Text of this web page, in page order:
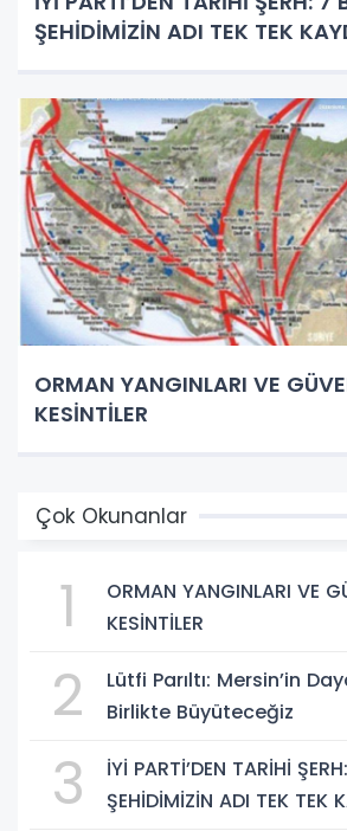
ŞEHİDİMİZİN ADI TEK TEK
ORMAN YANGINLARI VE
KESİNTİLER
Çok Okunanlar
1
ORMAN YANGINLARI VE
KESİNTİLER
2
Lütfi Parıltı: Mersin’in
Birlikte Büyüteceğiz
3
İYİ PARTİ’DEN TARİHİ
ŞEHİDİMİZİN ADI TEK TEK